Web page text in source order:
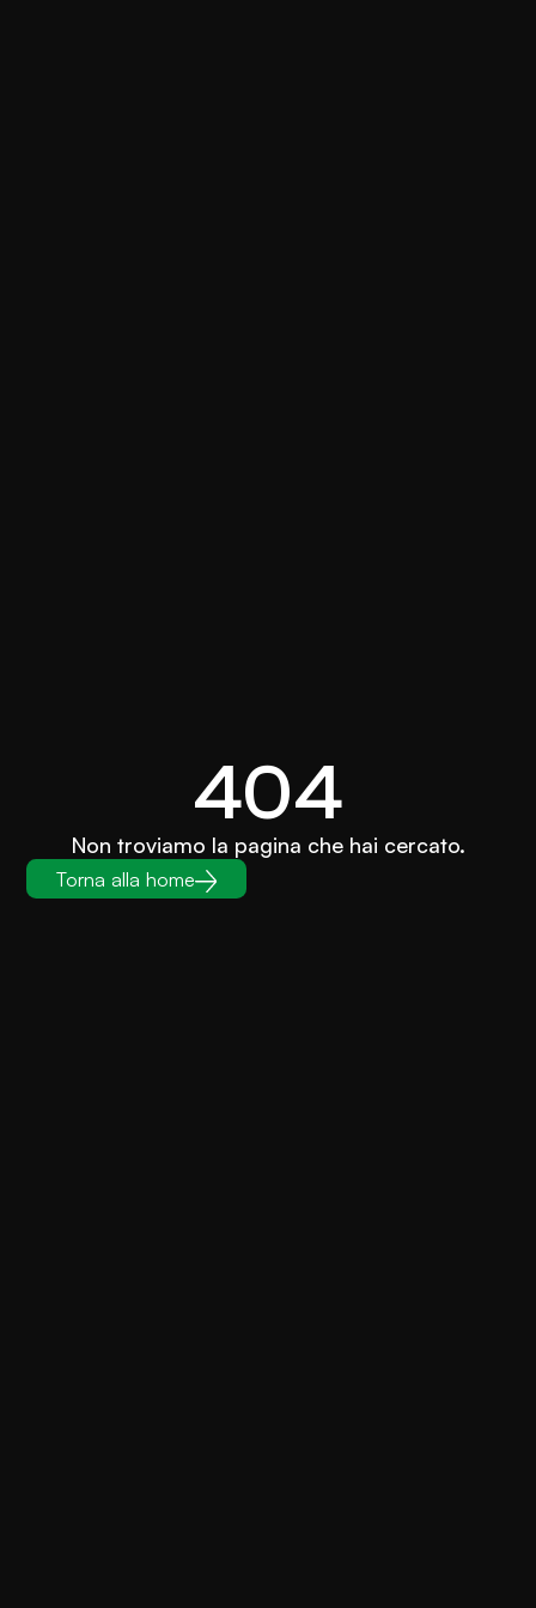
404
Non troviamo la pagina che hai cercato.
Torna alla home